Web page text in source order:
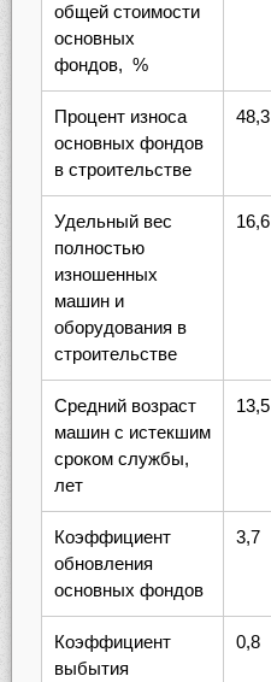
общей стоимости
основных
фондов, %
Процент износа
основных фондов
в строительстве
48,3
Удельный вес
полностью
изношенных
машин и
оборудования в
строительстве
16,6
Средний возраст
машин с истекшим
сроком службы,
лет
13,5
Коэффициент
обновления
основных фондов
3,7
Коэффициент
выбытия
0,8